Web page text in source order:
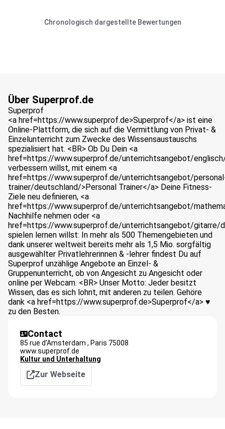
Chronologisch dargestellte Bewertungen
Über Superprof.de
Superprof
<a href=https://www.superprof.de>Superprof</a> ist eine
Online-Plattform, die sich auf die Vermittlung von Privat- &
Einzelunterricht zum Zwecke des Wissensaustauschs
spezialisiert hat. <BR> Ob Du Dein <a
href=https://www.superprof.de/unterrichtsangebot/
verbessern willst, mit einem <a
href=https://www.superprof.de/unterrichtsangebot/
trainer/deutschland/>Personal Trainer</a> Deine Fitness-
Ziele neu definieren, <a
href=https://www.superprof.de/unterrichtsangebot/
Nachhilfe nehmen oder <a
href=https://www.superprof.de/unterrichtsangebot/gitarre/
spielen lernen willst: In mehr als 500 Themengebieten und
dank unserer weltweit bereits mehr als 1,5 Mio. sorgfältig
ausgewählter Privatlehrerinnen & -lehrer findest Du auf
Superprof unzählige Angebote an Einzel- &
Gruppenunterricht, ob von Angesicht zu Angesicht oder
online per Webcam. <BR> Unser Motto: Jeder besitzt
Wissen, das es sich lohnt, mit anderen zu teilen. Gehöre
dank <a href=https://www.superprof.de>Superprof</a> ♥
zu den Besten.
Contact
85 rue d'Amsterdam , Paris 75008
www.superprof.de
Kultur und Unterhaltung
Zur Webseite